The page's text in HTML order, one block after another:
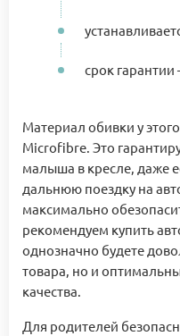
срок гарантии
Материал обивки у
Microfibre. Это
малыша в кресле, даже
дальнюю поездку на
максимально
рекомендуем купить
однозначно будете
товара, но и
качества.
Для родителей